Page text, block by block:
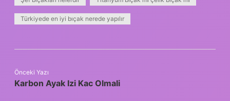
Türkiyede en iyi bıçak nerede yapılır
Önceki Yazı
Karbon Ayak Izi Kac Olmali